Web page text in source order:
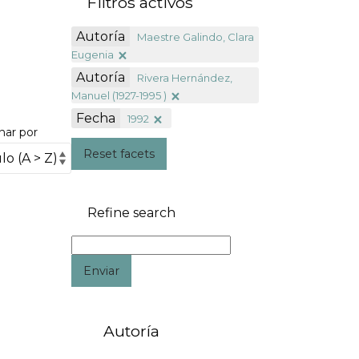
por
Autoría
Maestre Galindo, Clara
Eugenia
Autoría
Rivera Hernández,
Manuel (1927-1995 )
Fecha 1992
Reset facets
Refine search
Enviar
Autoría